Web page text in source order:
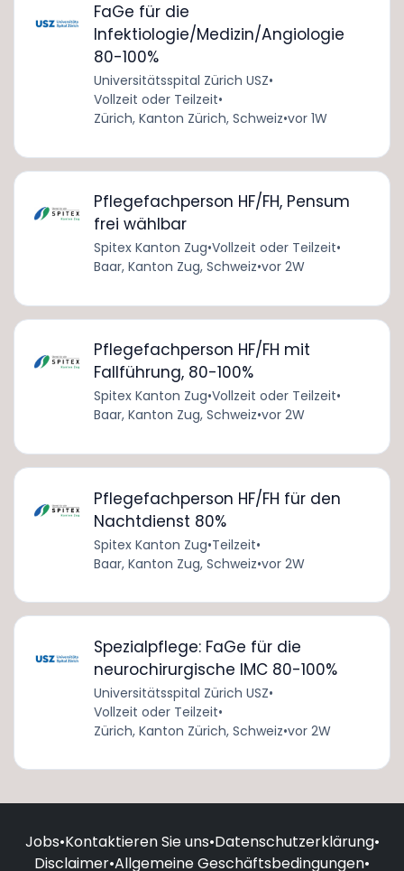
FaGe für die
Infektiologie/Medizin/Angiologie
80-100%
Universitätsspital Zürich USZ•
Vollzeit oder Teilzeit•
Zürich, Kanton Zürich, Schweiz•vor 1W
Pflegefachperson HF/FH, Pensum
frei wählbar
Spitex Kanton Zug•Vollzeit oder Teilzeit•
Baar, Kanton Zug, Schweiz•vor 2W
Pflegefachperson HF/FH mit
Fallführung, 80-100%
Spitex Kanton Zug•Vollzeit oder Teilzeit•
Baar, Kanton Zug, Schweiz•vor 2W
Pflegefachperson HF/FH für den
Nachtdienst 80%
Spitex Kanton Zug•Teilzeit•
Baar, Kanton Zug, Schweiz•vor 2W
Spezialpflege: FaGe für die
neurochirurgische IMC 80-100%
Universitätsspital Zürich USZ•
Vollzeit oder Teilzeit•
Zürich, Kanton Zürich, Schweiz•vor 2W
Jobs•Kontaktieren Sie uns•Datenschutzerklärung•
Disclaimer•Allgemeine Geschäftsbedingungen•